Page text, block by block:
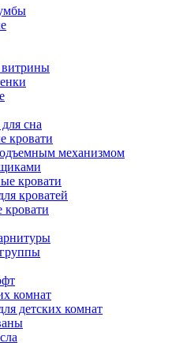
сна
кровати
механизмом
кровати
кроватей
комнат
детских комнат